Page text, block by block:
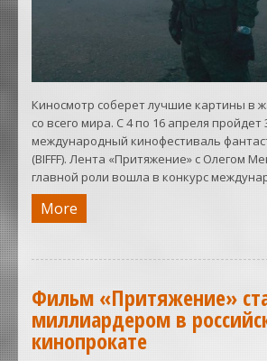
Киносмотр соберет лучшие картины в
со всего мира. С 4 по 16 апреля пройдет
международный кинофестиваль
(BIFFF). Лента «Притяжение» с Олегом
главной роли вошла в конкурс
More
Фильм «Притяжение»
миллиардером в
кинопрокате